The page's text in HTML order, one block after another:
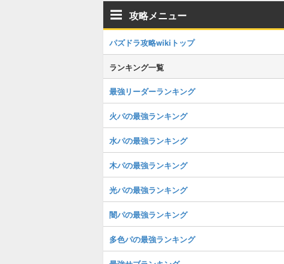
攻略メニュー
パズドラ攻略wikiトップ
ランキング一覧
最強リーダーランキング
火パの最強ランキング
水パの最強ランキング
木パの最強ランキング
光パの最強ランキング
闇パの最強ランキング
多色パの最強ランキング